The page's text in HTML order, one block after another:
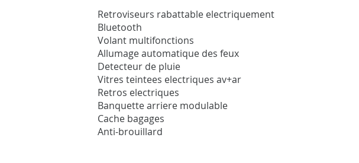
Retroviseurs rabattable electriquement
Bluetooth
Volant multifonctions
Allumage automatique des feux
Detecteur de pluie
Vitres teintees electriques av+ar
Retros electriques
Banquette arriere modulable
Cache bagages
Anti-brouillard